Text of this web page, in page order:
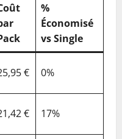
%
Économisé
vs Single
€ 0%
€ 17%